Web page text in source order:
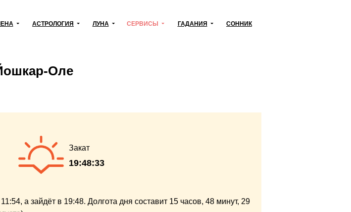
АСТРОЛОГИЯ ЛУНА СЕРВИСЫ ГАДАНИЯ СОННИК
Оле
Закат
19:48:33
а зайдёт в 19:48. Долгота дня составит 15 часов, 48 минут, 29